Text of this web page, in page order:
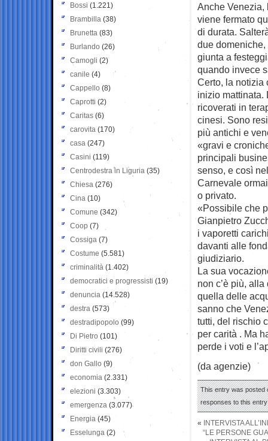
Anche Venezia,
viene fermato
di durata.
due
giunta a
quando invece
Certo, la notizia
inizio mattinata.
ricoverati in
cinesi. Sono
più antichi e
«gravi e
principali
senso, e così
Carnevale
o privato.
«Possibile che
Gianpietro
i vaporetti
davanti alle
giudiziario.
La sua
non c’è più,
quella delle
sanno che
tutti, del rischio
per carità . Ma
perde i voti e
(da agenzie)
This entry was posted
responses to this
«
INTERVISTA
“LE PERSONE
Bossi (1.221)
Brambilla (38)
Brunetta (83)
Burlando (26)
Camogli (2)
canile (4)
Cappello (8)
Caprotti (2)
Caritas (6)
carovita (170)
casa (247)
Casini (119)
Centrodestra in Liguria (35)
Chiesa (276)
Cina (10)
Comune (342)
Coop (7)
Cossiga (7)
Costume (5.581)
criminalità (1.402)
democratici e progressisti (19)
denuncia (14.528)
destra (573)
destradipopolo (99)
Di Pietro (101)
Diritti civili (276)
don Gallo (9)
economia (2.331)
elezioni (3.303)
emergenza (3.077)
Energia (45)
Esselunga (2)